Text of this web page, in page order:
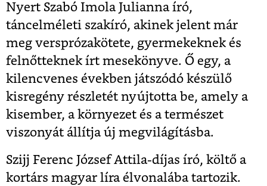
Nyert Szabó Imola Julianna író,
táncelméleti szakíró, akinek jelent már
meg versprózakötete, gyermekeknek és
felnőtteknek írt mesekönyve. Ő egy, a
kilencvenes években játszódó készülő
kisregény részletét nyújtotta be, amely a
kisember, a környezet és a természet
viszonyát állítja új megvilágításba.
Szijj Ferenc József Attila-díjas író, költő a
kortárs magyar líra élvonalába tartozik.